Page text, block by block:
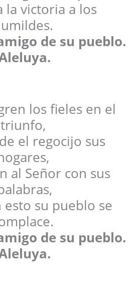
la victoria a los
de su pueblo.
los fieles en el
triunfo,
el regocijo sus
al Señor con sus
esto su pueblo se
de su pueblo.